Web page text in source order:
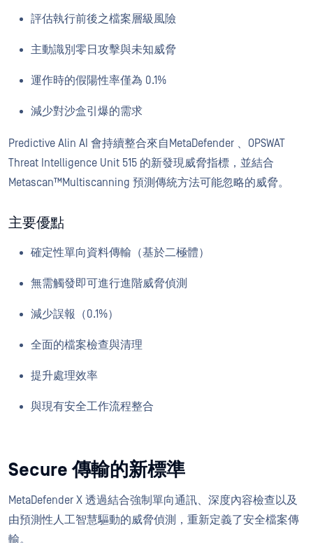
評估執行前後之檔案層級風險
主動識別零日攻擊與未知威脅
運作時的假陽性率僅為 0.1%
減少對沙盒引爆的需求
Predictive Alin AI 會持續整合來自MetaDefender 、OPSWAT
Threat Intelligence Unit 515 的新發現威脅指標，並結合
Metascan™Multiscanning 預測傳統方法可能忽略的威脅。
主要優點
確定性單向資料傳輸（基於二極體）
無需觸發即可進行進階威脅偵測
減少誤報（0.1%）
全面的檔案檢查與清理
提升處理效率
與現有安全工作流程整合
Secure 傳輸的新標準
MetaDefender X 透過結合強制單向通訊、深度內容檢查以及
由預測性人工智慧驅動的威脅偵測，重新定義了安全檔案傳
輸。